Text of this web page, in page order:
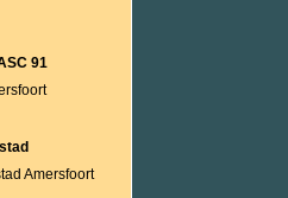
91
Amersfoort